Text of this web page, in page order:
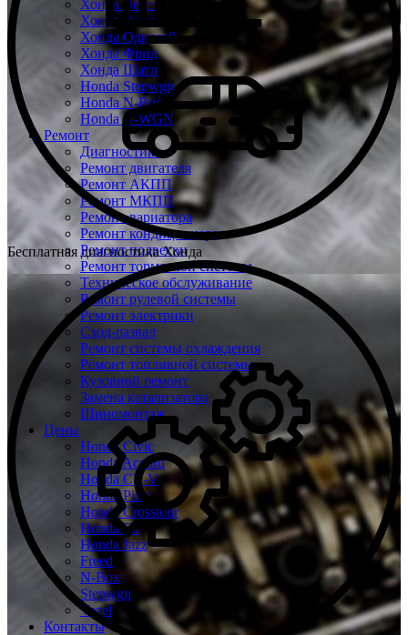
Хонда Везел
Хонда Джаз
Хонда Одиссей
Хонда Фрид
Хонда Шатл
Honda Stepwgn
Honda N-Box
Honda N-WGN
Ремонт
Диагностика
Ремонт двигателя
Ремонт АКПП
Ремонт МКПП
Ремонт вариатора
Ремонт кондиционера
Ремонт подвески
Ремонт тормозной системы
Техническое обслуживание
Ремонт рулевой системы
Ремонт электрики
Сход-развал
Ремонт системы охлаждения
Ремонт топливной системы
Кузовной ремонт
Замена катализатора
Шиномонтаж
Цены
Honda Civic
Honda Accord
Honda CR-V
Honda Pilot
Honda Crosstour
Honda Fit
Honda Jazz
Freed
N-Box
Stepwgn
Vezel
Контакты
Бесплатная диагностика Хонда